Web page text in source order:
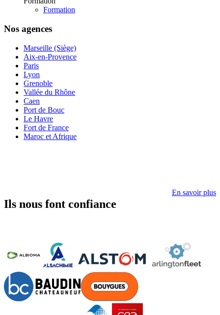
Formation
Nos agences
Marseille (Siège)
Aix-en-Provence
Paris
Lyon
Grenoble
Vallée du Rhône
Caen
Port de Bouc
Le Havre
Fort de France
Maroc et Afrique
Ils nous font confiance
En savoir plus